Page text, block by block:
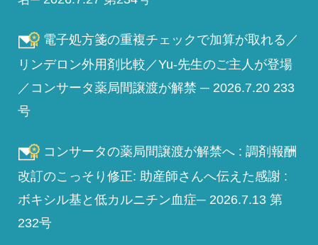
電子処方箋の重複チェックで加算が取れる／
リンデロン外用剤比較／Yu-先生のご主人が登場
／コンサータ薬局間譲渡が解禁 ─ 2026.7.20 233
号
コンサータの薬局間譲渡が解禁へ : 調剤報酬
改訂のこっそり修正: 助産師さんへ伝えた感謝 :
ボキシル基と低カルニチン血症─ 2026.7.13 第
232号